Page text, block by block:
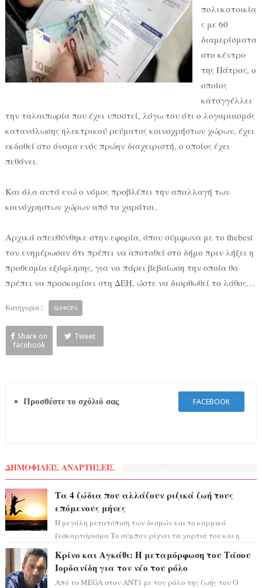
πολυκατοικία
ς με 60
διαμερίσματα
στο κέντρο
της Πάτρας, ο
οποίος
καταγγέλλει
την ταλαιπωρία που έχει υποστεί, λόγω του ότι ο λογαριασμός
κατανάλωσης ηλεκτρικού ρεύματος κοινοχρήστων χώρων, έχει
εκδοθεί στο όνομα ενός πρώην διαχειριστή, ο οποίος έχει
πεθάνει.
Και όλα αυτά ενώ ο νόμος προβλέπει την απαλλαγή των
κοινόχρηστων χώρων από το χαράτσι.
Αρχικά απευθύνθηκε στην εφορία, όπου σύμφωνα με το thebest
τον ενημέρωσαν ότι πρέπει να αποταθεί στο δήμο πριν λήξει η
προθεσμία εξόφλησης, για να πάρει βεβαίωση την οποία θα
πρέπει να προσκομίσει στη ΔΕΗ, ώστε να διορθωθεί το λάθος…
Κατηγορία : ΔΙΑΦΟΡΑ
Share on
facebook
Tweet
Προσθέστε το σχόλιό σας FACEBOOK
ΔΗΜΟΦΙΛΕΙΣ ΑΝΑΡΤΗΣΕΙΣ
Τα 4 ζώδια που αλλάζουν ριζικά ζωή τους
επόμενους μήνες
Η μεγάλη μετατόπιση των δεσμών και το καρμικό
ξεσκαρτάρισμα Το σύμπαν ρίχνει τα χαρτιά του και η
Κρίνο και Αγκάθι: Η μεταμόρφωση του Τάσου
Ιορδανίδη για τον νέο του ρόλο
Από το MEGA στον ΑΝΤ1 με τον ρόλο της ζωής του Ο